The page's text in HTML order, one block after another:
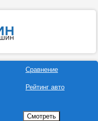
Сравнение
Рейтинг авто